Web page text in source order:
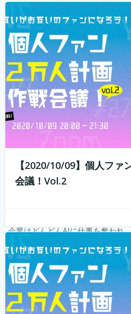
いのではないでしょうか？ 企業は
れ、個人がいかに自...
【2020/10/09】個人ファ
会議！Vol.2
たことを薄々感じている方も多い
企業はどんどんAIに仕事を奪われ
ァンを増やしていく...